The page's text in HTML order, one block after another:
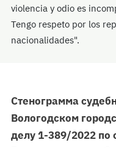
violencia y odio es
Tengo respeto por los
nacionalidades".
Стенограмма
Вологодском
делу 1-389/2022